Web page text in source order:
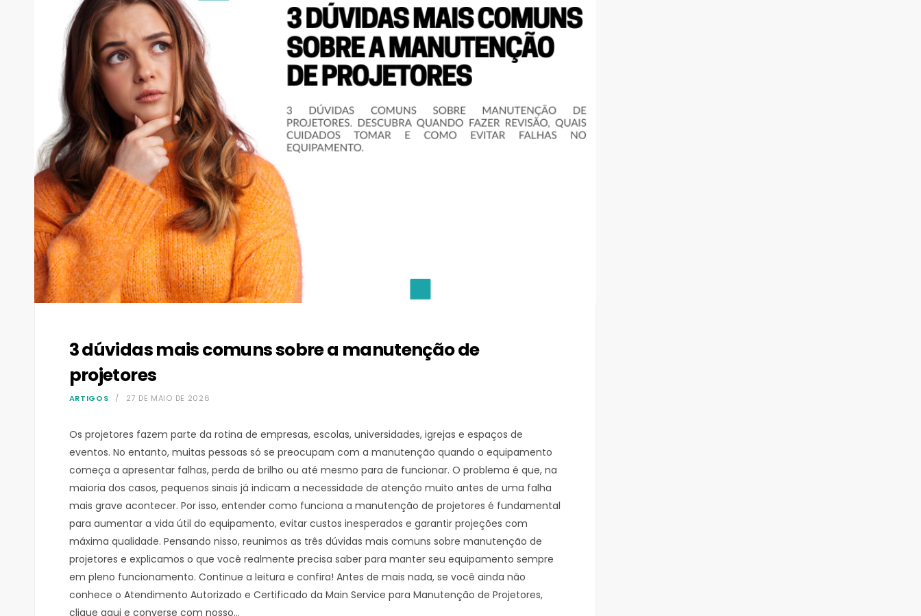
3 dúvidas mais comuns sobre a manutenção de
projetores
ARTIGOS 27 DE MAIO DE 2026
Os projetores fazem parte da rotina de empresas, escolas, universidades, igrejas e espaços de
eventos. No entanto, muitas pessoas só se preocupam com a manutenção quando o equipamento
começa a apresentar falhas, perda de brilho ou até mesmo para de funcionar. O problema é que, na
maioria dos casos, pequenos sinais já indicam a necessidade de atenção muito antes de uma falha
mais grave acontecer. Por isso, entender como funciona a manutenção de projetores é fundamental
para aumentar a vida útil do equipamento, evitar custos inesperados e garantir projeções com
máxima qualidade. Pensando nisso, reunimos as três dúvidas mais comuns sobre manutenção de
projetores e explicamos o que você realmente precisa saber para manter seu equipamento sempre
em pleno funcionamento. Continue a leitura e confira! Antes de mais nada, se você ainda não
conhece o Atendimento Autorizado e Certificado da Main Service para Manutenção de Projetores,
clique aqui e converse com nosso…